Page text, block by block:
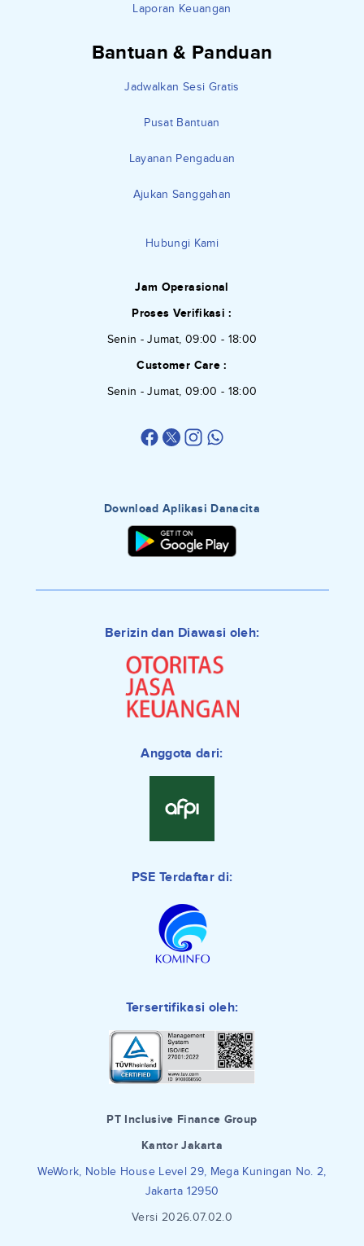
Laporan Keuangan
Bantuan & Panduan
Jadwalkan Sesi Gratis
Pusat Bantuan
Layanan Pengaduan
Ajukan Sanggahan
Hubungi Kami
Jam Operasional
Proses Verifikasi :
Senin - Jumat, 09:00 - 18:00
Customer Care :
Senin - Jumat, 09:00 - 18:00
Download Aplikasi Danacita
Berizin dan Diawasi oleh:
Anggota dari:
PSE Terdaftar di:
Tersertifikasi oleh:
PT Inclusive Finance Group
Kantor Jakarta
WeWork, Noble House Level 29, Mega Kuningan No. 2,
Jakarta 12950
Versi 2026.07.02.0